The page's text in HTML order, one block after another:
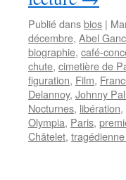
Publié dansbios |
décembre, Abel
biographie, café-
chute, cimetière de
figuration, Film,
Delannoy, Johnny
Nocturnes, libération,
Olympia, Paris,
Châtelet,